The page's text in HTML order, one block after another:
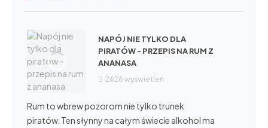
NAPÓJ NIE TYLKO DLA
PIRATÓW - PRZEPIS NA RUM Z
ANANASA
2626wyświetleń
Rum to wbrew pozorom nie tylko trunek
piratów. Ten słynny na całym świecie alkohol ma